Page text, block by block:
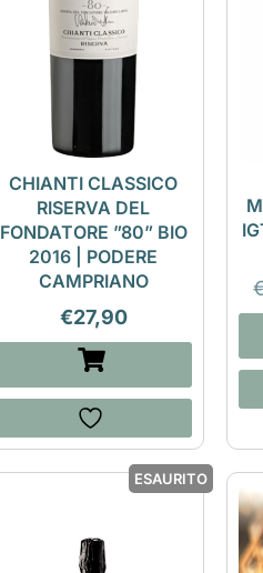
CHIANTI CLASSICO
RISERVA DEL
FONDATORE ”80” BIO
2016 | PODERE
CAMPRIANO
€27,90
ESAURITO